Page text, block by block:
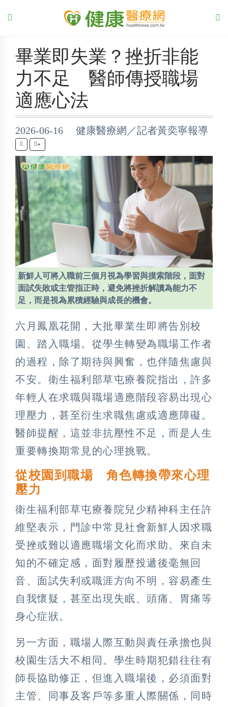
畢業即失業？挫折非能
力不足 醫師傳授職場
適應心法
2026-06-16 健康醫療網／記者黃奕寧報導
+
新鮮人可將入職前三個月視為學習與摸索階段，面對
面試失敗或主管指正時，避免將挫折解讀為能力不
足，而是視為累積經驗與成長的機會。
六月鳳凰花開，大批畢業生即將告別校
園、踏入職場。從學生轉變為職場工作者
的過程，除了期待與興奮，也伴隨焦慮與
不安。衛生福利部草屯療養院指出，許多
年輕人在求職與職場適應階段容易出現心
理壓力，甚至衍生求職焦慮或適應障礙。
醫師提醒，這並非抗壓性不足，而是人生
重要轉換期常見的心理挑戰。
從校園到職場 角色轉換帶來心理
壓力
衛生福利部草屯療養院兒少精神科主任許
維堅表示，門診中常見社會新鮮人因求職
受挫或難以適應職場文化而求助。來自未
知的不確定感，面對履歷投遞後毫無回
音、面試失利或職涯方向不明，容易產生
自我懷疑，甚至出現失眠、頭痛、胃痛等
身心症狀。
另一方面，職場人際互動與責任承擔也與
校園生活大不相同。學生時期犯錯往往有
師長協助修正，但進入職場後，必須面對
主管、同事及客戶等多重人際關係，同時